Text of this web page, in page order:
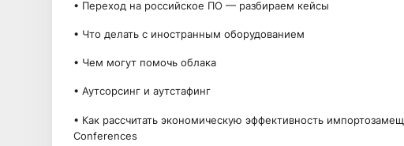
• Переход на российское ПО — разбираем кейсы
• Что делать с иностранным оборудованием
• Чем могут помочь облака
• Аутсорсинг и аутстафинг
• Как рассчитать экономическую эффективность
Conferences